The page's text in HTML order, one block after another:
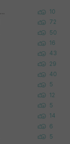
Korea University 수학, 컴퓨터과학 이학사, UC Berkeley 산업공학 대학원 공학박사가 되는 것은 쉽지 않겠죠? 10
72
50
16
43
29
40
5
12
5
14
6
5